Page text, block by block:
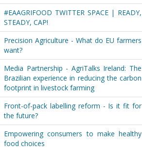
#EAAGRIFOOD TWITTER SPACE | READY,
STEADY, CAP!
Precision Agriculture - What do EU farmers
want?
Media Partnership - AgriTalks Ireland: The
Brazilian experience in reducing the carbon
footprint in livestock farming
Front-of-pack labelling reform - Is it fit for
the future?
Empowering consumers to make healthy
food choices